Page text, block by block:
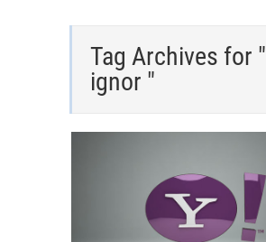
Tag Archives for "
ignor "